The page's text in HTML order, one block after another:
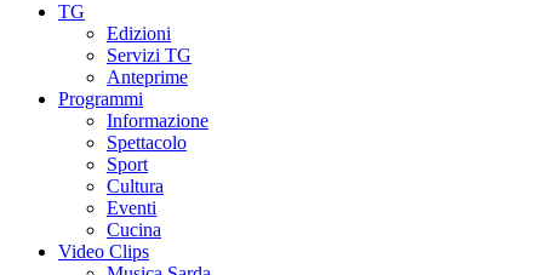
TG
Edizioni
Servizi TG
Anteprime
Programmi
Informazione
Spettacolo
Sport
Cultura
Eventi
Cucina
Video Clips